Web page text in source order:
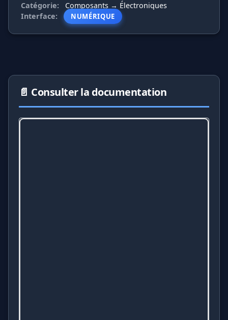
Catégorie:
Composants → Électroniques
Interface:
NUMÉRIQUE
📄 Consulter la documentation